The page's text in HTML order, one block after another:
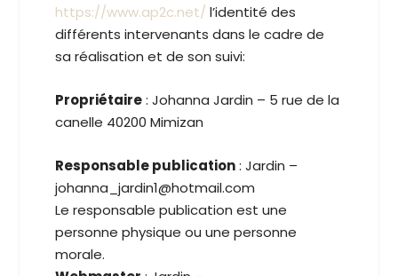
https://www.ap2c.net/ l’identité des
différents intervenants dans le cadre de
sa réalisation et de son suivi:
Propriétaire: Johanna Jardin – 5 rue de la
canelle 40200 Mimizan
Responsable publication: Jardin –
johanna_jardin1@hotmail.com
Le responsable publication est une
personne physique ou une personne
morale.